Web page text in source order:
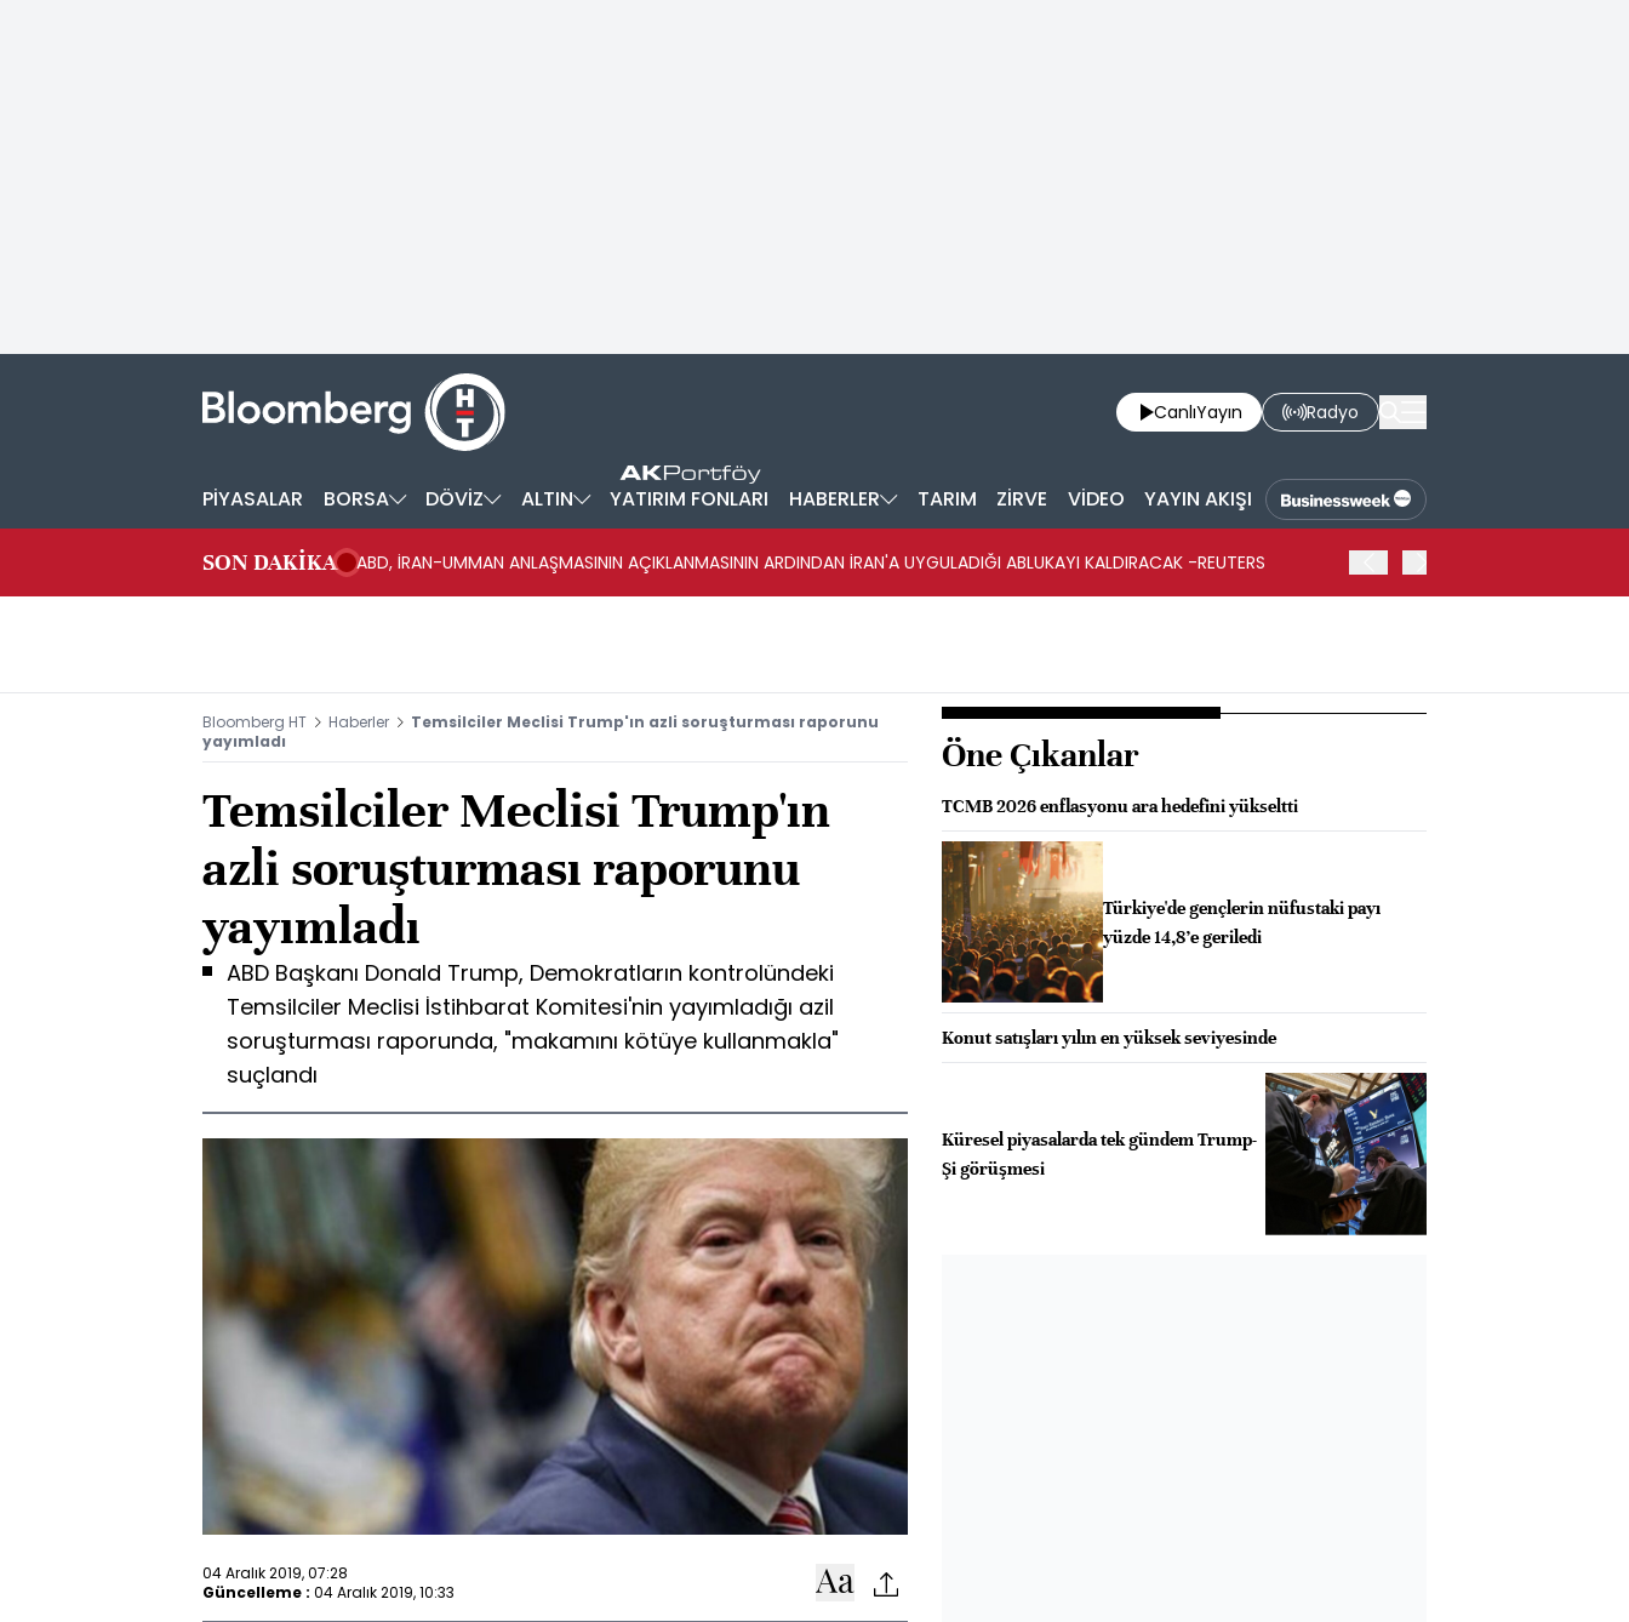
CanlıYayın Radyo
PİYASALAR BORSA DÖVİZ ALTIN YATIRIM FONLARI HABERLER TARIM ZİRVE VİDEO YAYIN AKIŞI
SON DAKİKA ABD, İRAN-UMMAN ANLAŞMASININ AÇIKLANMASININ ARDINDAN İRAN'A UYGULADIĞI ABLUKAYI KALDIRACAK -REUTERS
Bloomberg HT Haberler
Temsilciler Meclisi Trump'ın azli soruşturması raporunu
yayımladı
Temsilciler Meclisi Trump'ın
azli soruşturması raporunu
yayımladı
ABD Başkanı Donald Trump, Demokratların kontrolündeki
Temsilciler Meclisi İstihbarat Komitesi'nin yayımladığı azil
soruşturması raporunda, "makamını kötüye kullanmakla"
suçlandı
04 Aralık 2019, 07:28
Güncelleme : 04 Aralık 2019, 10:33
Öne Çıkanlar
TCMB 2026 enflasyonu ara hedefini yükseltti
Türkiye'de gençlerin nüfustaki payı
yüzde 14,8’e geriledi
Konut satışları yılın en yüksek seviyesinde
Küresel piyasalarda tek gündem Trump-
Şi görüşmesi